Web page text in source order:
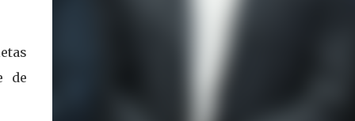
de